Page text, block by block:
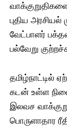
புதிய
வேட்பாளர்
பல்வேறு
தமிழ்நாட்டில்
கடன் உள்ள
இலவச
பொருளாதார